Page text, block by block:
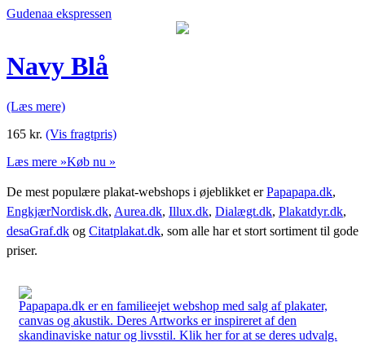
Gudenaa ekspressen
Navy Blå
(Læs mere)
165 kr. (Vis fragtpris)
Læs mere »Køb nu »
De mest populære plakat-webshops i øjeblikket erPapapapa.dk,
EngkjærNordisk.dk, Aurea.dk, Illux.dk, Dialægt.dk, Plakatdyr.dk,
desaGraf.dk og Citatplakat.dk, som alle har et stort sortiment til gode
priser.
Papapapa.dk er en familieejet webshop med salg af plakater,
canvas og akustik. Deres Artworks er inspireret af den
skandinaviske natur og livsstil. Klik her for at se deres udvalg.